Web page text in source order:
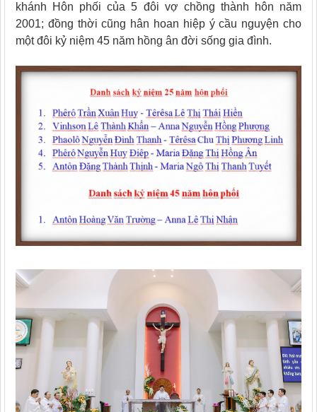
khánh Hôn phối của 5 đôi vợ chồng thành hôn năm
2001; đồng thời cũng hân hoan hiệp ý cầu nguyện cho
một đôi kỷ niệm 45 năm hồng ân đời sống gia đình.